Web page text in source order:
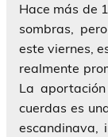
Hace más de
sombras,
este viernes,
realmente
La
cuerdas es
escandinava,